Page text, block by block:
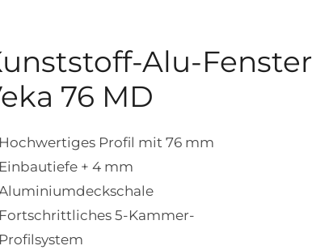
Alu-Fenster
76 MD
Hochwertiges Profil mit 76 mm
Einbautiefe + 4 mm
Fortschrittliches 5-Kammer-
Profilsystem